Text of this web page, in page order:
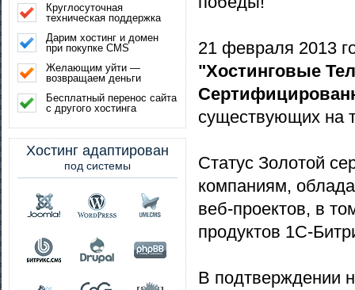
Круглосуточная
техническая поддержка
Дарим хостинг и домен
при покупке CMS
Желающим уйти —
возвращаем деньги
Бесплатный перенос сайта
с другого хостинга
Хостинг адаптирован
под системы
21 февраля 2013
"Хостинговые
существующих на
Статус Золотой
компаниям,
веб-проектов, в
продуктов 1С-
В подтверждении